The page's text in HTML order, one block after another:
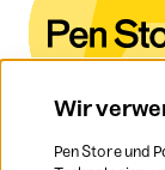
Wir
Pen Store und